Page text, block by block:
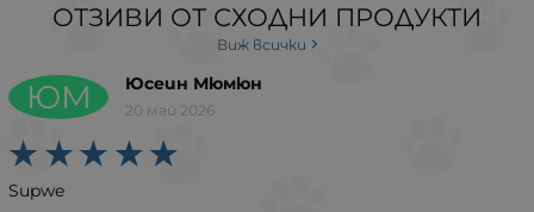
ОТЗИВИ ОТ СХОДНИ ПРОДУКТИ
Виж всички
ЮМ Юсеин Мюмюн
20 май 2026
Supwe